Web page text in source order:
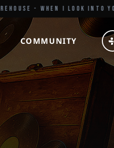
- WHEN I LOOK INTO YOUR EYES
COMMUNITY